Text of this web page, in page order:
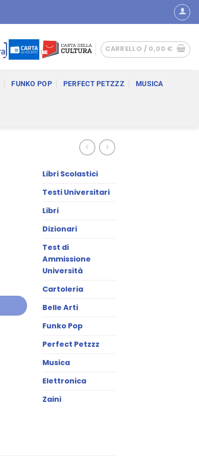
CARRELLO / 0,00 €
FUNKO POP PERFECT PETZZZ MUSICA
Libri Scolastici
Testi Universitari
Libri
Dizionari
Test di
Ammissione
Università
Cartoleria
Belle Arti
Funko Pop
Perfect Petzzz
Musica
Elettronica
Zaini